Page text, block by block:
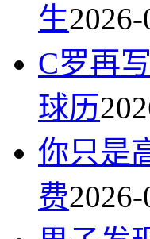
生
C罗再
球历
你只是
费